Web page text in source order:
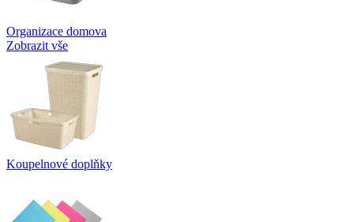
Organizace domova
Zobrazit vše
Koupelnové doplňky